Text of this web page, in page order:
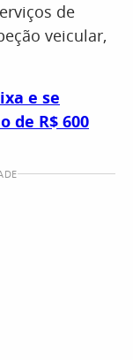
de
veicular,
e se
de R$ 600